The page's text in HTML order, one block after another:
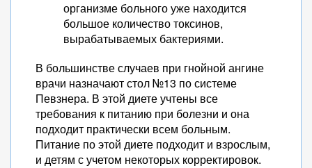
организме больного уже находится
большое количество токсинов,
вырабатываемых бактериями.
В большинстве случаев при гнойной ангине
врачи назначают стол №13 по системе
Певзнера. В этой диете учтены все
требования к питанию при болезни и она
подходит практически всем больным.
Питание по этой диете подходит и взрослым,
и детям с учетом некоторых корректировок.